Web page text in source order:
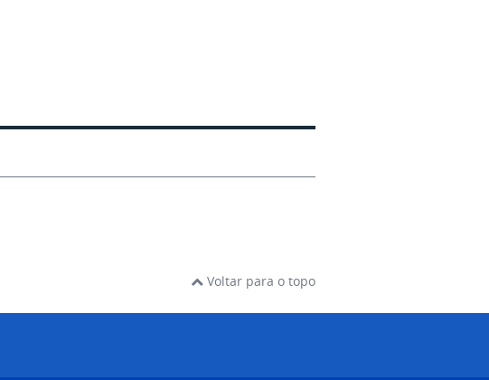
Voltar para o topo